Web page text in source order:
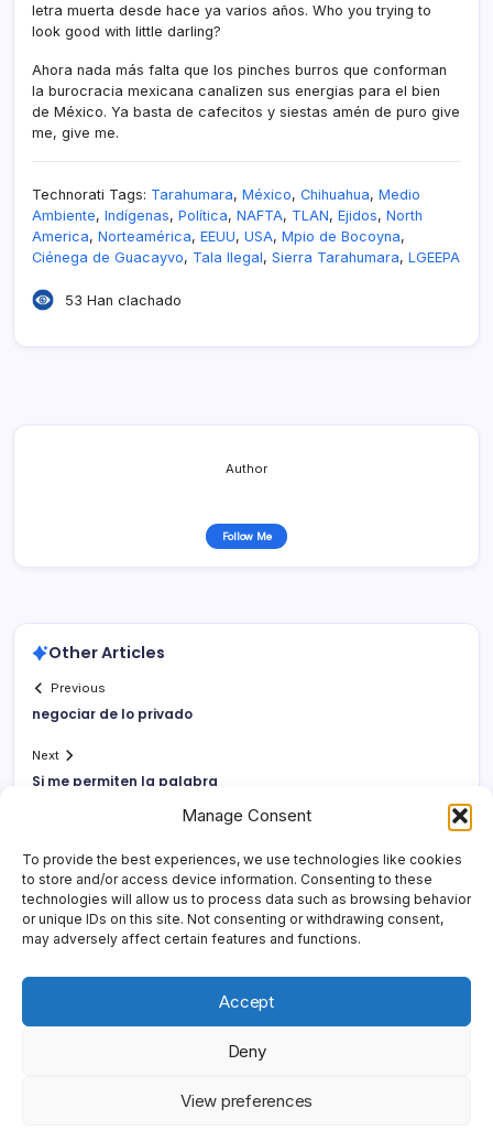
Manage Consent
To provide the best experiences, we use technologies like cookies
to store and/or access device information. Consenting to these
technologies will allow us to process data such as browsing behavior
or unique IDs on this site. Not consenting or withdrawing consent,
may adversely affect certain features and functions.
Accept
Deny
View preferences
letra muerta desde hace ya varios años. Who you trying to
look good with little darling?
Ahora nada más falta que los pinches burros que conforman
la burocracia mexicana canalizen sus energias para el bien
de México. Ya basta de cafecitos y siestas amén de puro give
me, give me.
Technorati Tags: Tarahumara, México, Chihuahua, Medio
Ambiente, Indí­genas, Polí­tica, NAFTA, TLAN, Ejidos, North
America, Norteamérica, EEUU, USA, Mpio de Bocoyna,
Ciénega de Guacayvo, Tala Ilegal, Sierra Tarahumara, LGEEPA
53 Han clachado
Author
Follow Me
Other Articles
Previous
negociar de lo privado
Next
Si me permiten la palabra
Yonder Lies It. All rights reserved.